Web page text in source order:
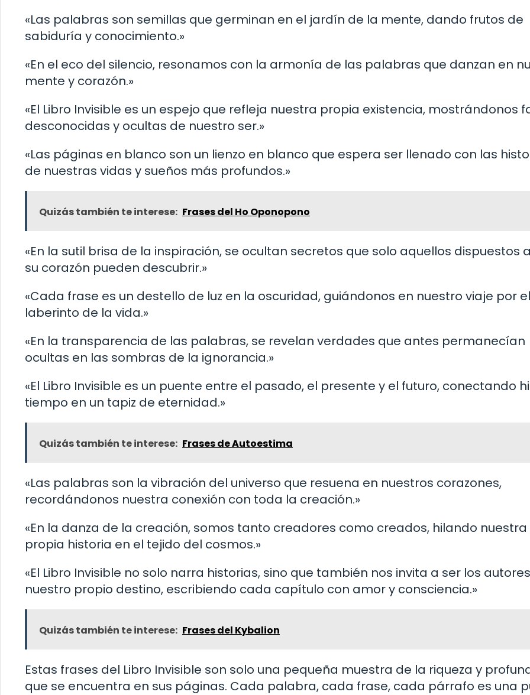
«Las palabras son semillas que germinan en el jardín de la mente, dando frutos de
sabiduría y conocimiento.»
«En el eco del silencio, resonamos con la armonía de las palabras que danzan en
mente y corazón.»
«El Libro Invisible es un espejo que refleja nuestra propia existencia, mostrándonos
desconocidas y ocultas de nuestro ser.»
«Las páginas en blanco son un lienzo en blanco que espera ser llenado con las
de nuestras vidas y sueños más profundos.»
Quizás también te interese: Frases del Ho Oponopono
«En la sutil brisa de la inspiración, se ocultan secretos que solo aquellos dispuestos
su corazón pueden descubrir.»
«Cada frase es un destello de luz en la oscuridad, guiándonos en nuestro viaje por el
laberinto de la vida.»
«En la transparencia de las palabras, se revelan verdades que antes permanecían
ocultas en las sombras de la ignorancia.»
«El Libro Invisible es un puente entre el pasado, el presente y el futuro, conectando
tiempo en un tapiz de eternidad.»
Quizás también te interese: Frases de Autoestima
«Las palabras son la vibración del universo que resuena en nuestros corazones,
recordándonos nuestra conexión con toda la creación.»
«En la danza de la creación, somos tanto creadores como creados, hilando nuestra
propia historia en el tejido del cosmos.»
«El Libro Invisible no solo narra historias, sino que también nos invita a ser los
nuestro propio destino, escribiendo cada capítulo con amor y consciencia.»
Quizás también te interese: Frases del Kybalion
Estas frases del Libro Invisible son solo una pequeña muestra de la riqueza y
que se encuentra en sus páginas. Cada palabra, cada frase, cada párrafo es una